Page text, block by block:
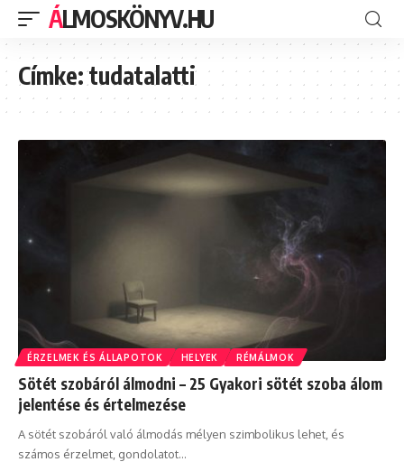
ÁLMOSKÖNYV.HU
Címke:tudatalatti
ÉRZELMEK ÉS ÁLLAPOTOK HELYEK RÉMÁLMOK
Sötét szobáról álmodni – 25 Gyakori sötét szoba álom
jelentése és értelmezése
A sötét szobáról való álmodás mélyen szimbolikus lehet, és
számos érzelmet, gondolatot…